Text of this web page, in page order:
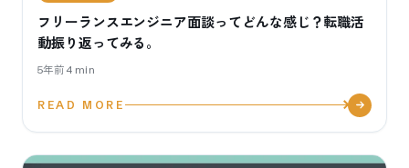
フリーランスエンジニア面談ってどんな感じ？転職活
動振り返ってみる。
5年前 4min
READ MORE